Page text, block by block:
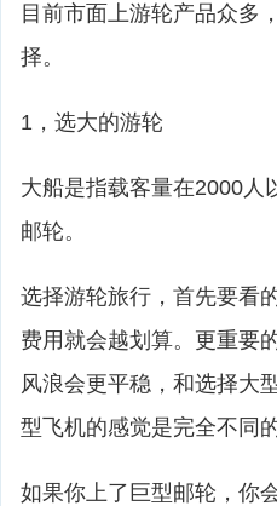
目前市面上游轮产品众多
择。
1，选大的游轮
大船是指载客量在2000人
邮轮。
选择游轮旅行，首先要看
费用就会越划算。更重要
风浪会更平稳，和选择大
型飞机的感觉是完全不同的
如果你上了巨型邮轮，你